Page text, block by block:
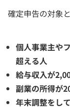
確定申告の対象
個人事業主や
超える人
給与収入が
副業の所得が
年末調整をし